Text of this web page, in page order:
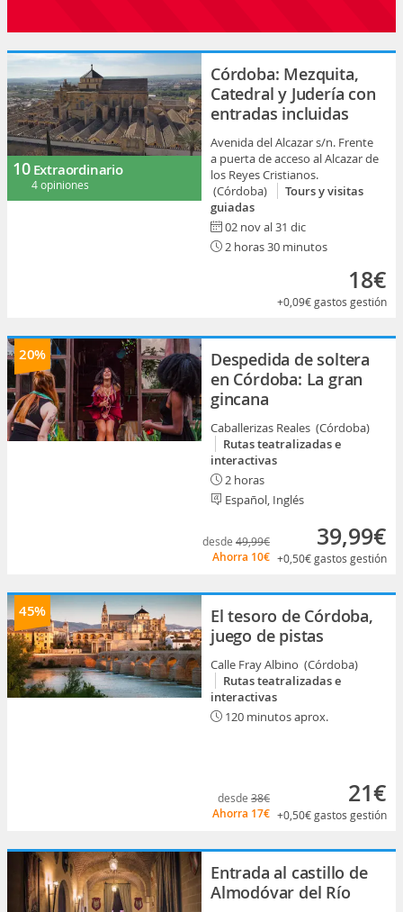
10 Extraordinario
4 opiniones
Córdoba: Mezquita,
Catedral y Judería con
entradas incluidas
Avenida del Alcazar s/n. Frente
a puerta de acceso al Alcazar de
los Reyes Cristianos.
(Córdoba)
Tours y visitas
guiadas
02 nov al 31 dic
2 horas 30 minutos
18€
+0,09€gastos gestión
20%
Despedida de soltera
en Córdoba: La gran
gincana
Caballerizas Reales (Córdoba)
Rutas teatralizadas e
interactivas
2 horas
Español, Inglés
desde 49,99€
Ahorra 10€
39,99€
+0,50€gastos gestión
45%
El tesoro de Córdoba,
juego de pistas
Calle Fray Albino (Córdoba)
Rutas teatralizadas e
interactivas
120 minutos aprox.
desde 38€
Ahorra 17€
21€
+0,50€gastos gestión
Entrada al castillo de
Almodóvar del Río